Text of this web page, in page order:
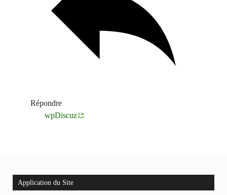
Répondre
wpDiscuz
Application du Site